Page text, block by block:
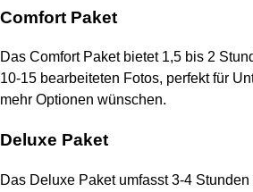
Comfort Paket
Das Comfort Paket bietet 1,5 bis 2
10-15 bearbeiteten Fotos, perfekt für
mehr Optionen wünschen.
Deluxe Paket
Das Deluxe Paket umfasst 3-4